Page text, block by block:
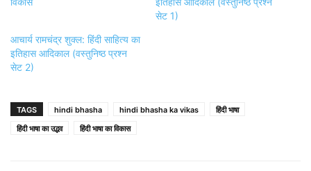
सेट 1)
आचार्य रामचंद्र शुक्ल: हिंदी साहित्य का
इतिहास आदिकाल (वस्तुनिष्ठ प्रश्न
सेट 2)
TAGS hindi bhasha hindi bhasha ka vikas
हिंदी भाषा
हिंदी भाषा का उद्भव
हिंदी भाषा का विकास